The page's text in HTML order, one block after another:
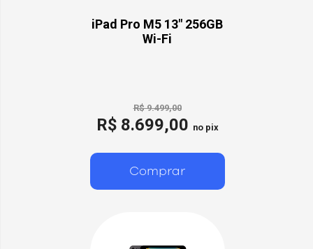
iPad Pro M5 13" 256GB
Wi-Fi
R$ 9.499,00
R$ 8.699,00 no pix
Comprar